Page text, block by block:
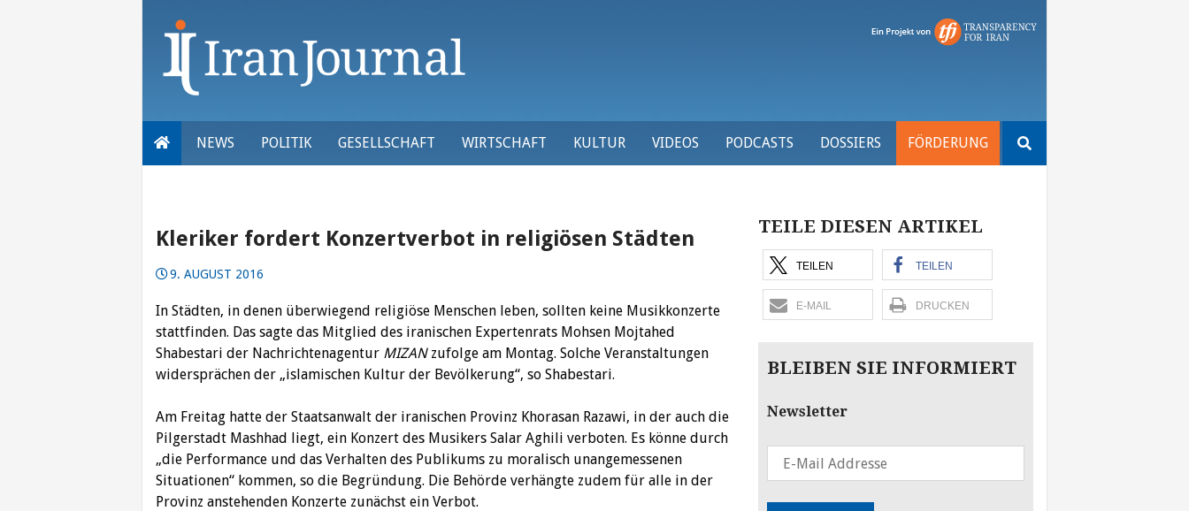
NEWS POLITIK GESELLSCHAFT WIRTSCHAFT KULTUR VIDEOS PODCASTS DOSSIERS FÖRDERUNG
nach:
Kleriker fordert Konzertverbot in religiösen Städten
9. AUGUST 2016
In Städten, in denen überwiegend religiöse Menschen leben, sollten keine Musikkonzerte
stattfinden. Das sagte das Mitglied des iranischen Expertenrats Mohsen Mojtahed
Shabestari der Nachrichtenagentur MIZANzufolge am Montag. Solche Veranstaltungen
widersprächen der „islamischen Kultur der Bevölkerung“, so Shabestari.
Am Freitag hatte der Staatsanwalt der iranischen Provinz Khorasan Razawi, in der auch die
Pilgerstadt Mashhad liegt, ein Konzert des Musikers Salar Aghili verboten. Es könne durch
„die Performance und das Verhalten des Publikums zu moralisch unangemessenen
Situationen“ kommen, so die Begründung. Die Behörde verhängte zudem für alle in der
Provinz anstehenden Konzerte zunächst ein Verbot.
TEILE DIESEN ARTIKEL
TEILEN TEILEN
E-MAIL DRUCKEN
BLEIBEN SIE INFORMIERT
Newsletter